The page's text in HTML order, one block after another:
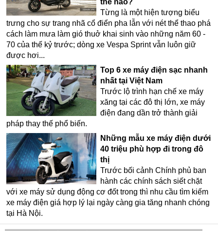
Từng là một hiện tượng biểu
trưng cho sự trang nhã cổ điển pha lẫn với nét thể thao phá
cách làm mưa làm gió thuở khai sinh vào những năm 60 -
70 của thế kỷ trước; dòng xe Vespa Sprint vẫn luôn giữ
được hơi...
Top 6 xe máy điện sạc nhanh
nhất tại Việt Nam
Trước lộ trình hạn chế xe máy
xăng tại các đô thị lớn, xe máy
điện đang dần trở thành giải
pháp thay thế phổ biến.
Những mẫu xe máy điện dưới
40 triệu phù hợp đi trong đô
thị
Trước bối cảnh Chính phủ ban
hành các chính sách siết chặt
với xe máy sử dụng động cơ đốt trong thì nhu cầu tìm kiếm
xe máy điện giá hợp lý lại ngày càng gia tăng nhanh chóng
tại Hà Nội.